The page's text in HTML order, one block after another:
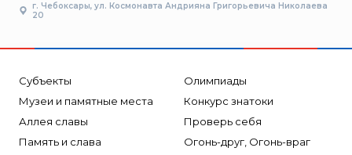
г. Чебоксары, ул. Космонавта Андрияна Григорьевича Николаева
20
Субъекты
Музеи и памятные места
Аллея славы
Память и слава
Олимпиады
Конкурс знатоки
Проверь себя
Огонь-друг, Огонь-враг